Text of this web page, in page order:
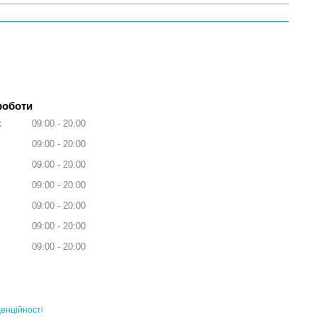
09:00
20:00
09:00
20:00
09:00
20:00
09:00
20:00
09:00
20:00
09:00
20:00
09:00
20:00